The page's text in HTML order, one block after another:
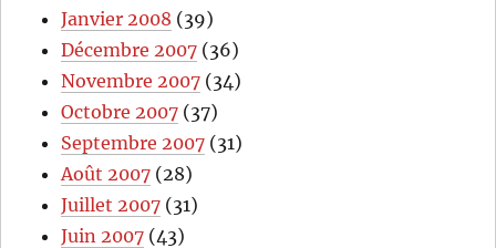
Janvier 2008 (39)
Décembre 2007 (36)
Novembre 2007 (34)
Octobre 2007 (37)
Septembre 2007 (31)
Août 2007 (28)
Juillet 2007 (31)
Juin 2007 (43)